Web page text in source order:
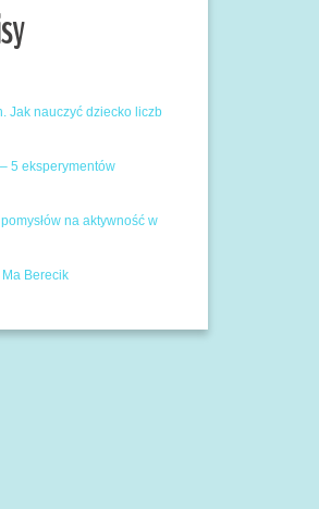
Jak nauczyć dziecko liczb
5 eksperymentów
na aktywność w
Berecik